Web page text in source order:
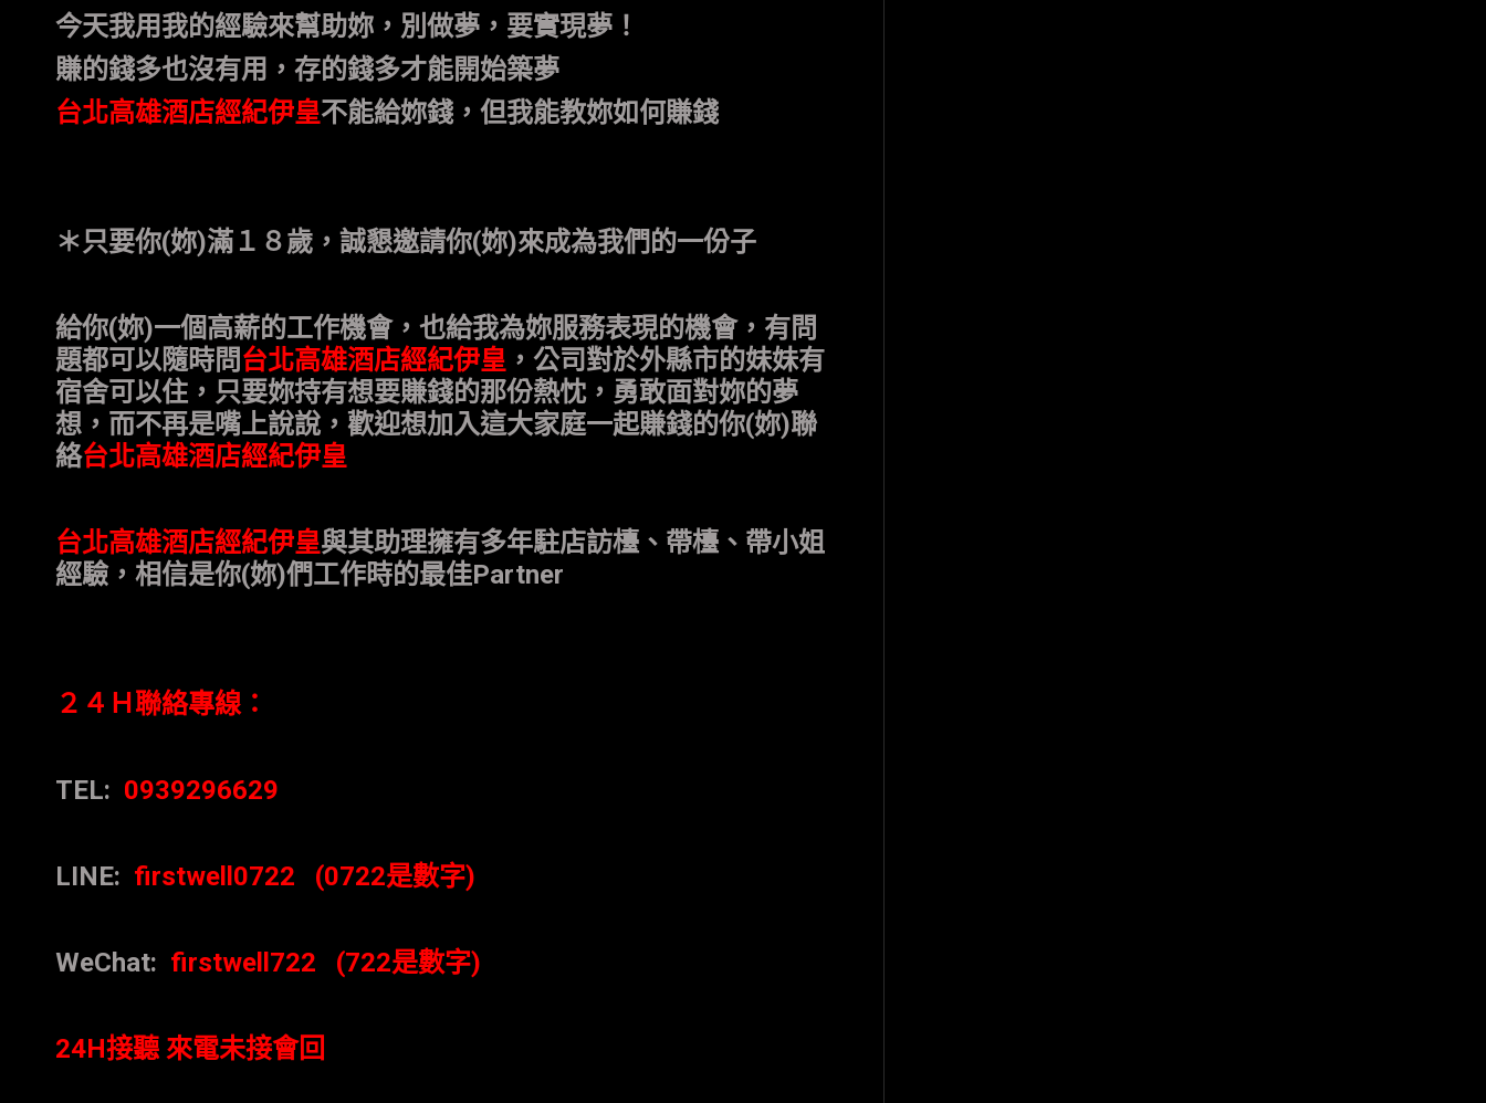
今天我用我的經驗來幫助妳，別做夢，要實現夢！
賺的錢多也沒有用，存的錢多才能開始築夢
台北高雄酒店經紀伊皇不能給妳錢，但我能教妳如何賺錢
＊只要你(妳)滿１８歲，誠懇邀請你(妳)來成為我們的一份子
給你(妳)一個高薪的工作機會，也給我為妳服務表現的機會，有問
題都可以隨時問 台北高雄酒店經紀伊皇 ，公司對於外縣市的妹妹有
宿舍可以住，只要妳持有想要賺錢的那份熱忱，勇敢面對妳的夢
想，而不再是嘴上說說，歡迎想加入這大家庭一起賺錢的你(妳)聯
絡台北高雄酒店經紀伊皇
台北高雄酒店經紀伊皇與其助理擁有多年駐店訪檯、帶檯、帶小姐
經驗，相信是你(妳)們工作時的最佳Partner
２４Ｈ聯絡專線：
TEL: 0939296629
LINE: firstwell0722 (0722是數字)
WeChat: firstwell722 (722是數字)
24H接聽 來電未接會回